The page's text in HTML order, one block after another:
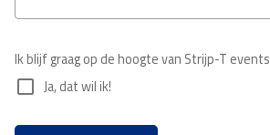
Ik blijf graag op de hoogte van Strijp-T events
check_box_outline_blank Ja, dat wil ik!